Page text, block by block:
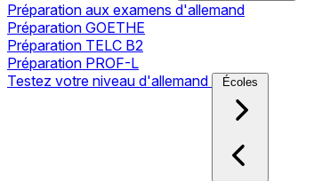
Préparation aux examens d'allemand
Préparation GOETHE
Préparation TELC B2
Préparation PROF-L
Testez votre niveau d'allemand
Écoles